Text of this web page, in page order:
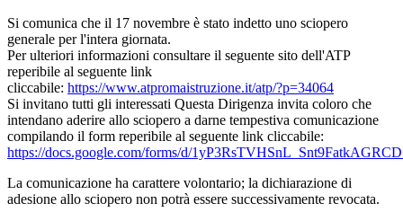
Si comunica che il 17 novembre è stato indetto uno sciopero
generale per l'intera giornata.
Per ulteriori informazioni consultare il seguente sito dell'ATP
reperibile al seguente link
cliccabile: https://www.atpromaistruzione.it/atp/?p=34064
Si invitano tutti gli interessati Questa Dirigenza invita coloro che
intendano aderire allo sciopero a darne tempestiva comunicazione
compilando il form reperibile al seguente link cliccabile:
https://docs.google.com/forms/d/
La comunicazione ha carattere volontario; la dichiarazione di
adesione allo sciopero non potrà essere successivamente revocata.